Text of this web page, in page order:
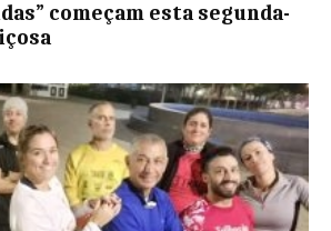
começam esta segunda-